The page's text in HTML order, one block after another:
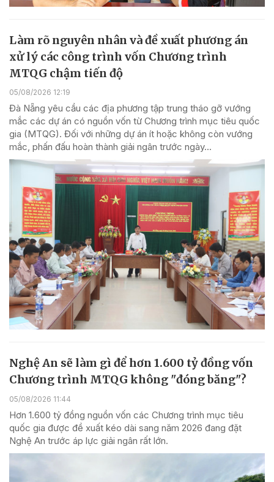
Làm rõ nguyên nhân và đề xuất phương án
xử lý các công trình vốn Chương trình
MTQG chậm tiến độ
05/08/2026 12:19
Đà Nẵng yêu cầu các địa phương tập trung tháo gỡ vướng
mắc các dự án có nguồn vốn từ Chương trình mục tiêu quốc
gia (MTQG). Đối với những dự án ít hoặc không còn vướng
mắc, phấn đấu hoàn thành giải ngân trước ngày...
Nghệ An sẽ làm gì để hơn 1.600 tỷ đồng vốn
Chương trình MTQG không "đóng băng"?
05/08/2026 11:44
Hơn 1.600 tỷ đồng nguồn vốn các Chương trình mục tiêu
quốc gia được đề xuất kéo dài sang năm 2026 đang đặt
Nghệ An trước áp lực giải ngân rất lớn.